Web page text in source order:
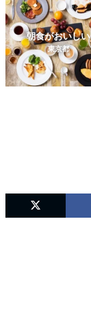
朝食がおいしい
東京都